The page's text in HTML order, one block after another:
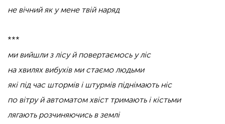
не вічний як у мене твій наряд
***
ми вийшли з лісу й повертаємось у ліс
на хвилях вибухів ми стаємо людьми
які під час штормів і штурмів піднімають ніс
по вітру й автоматом хвіст тримають і кістьми
лягають розчиняючись в землі